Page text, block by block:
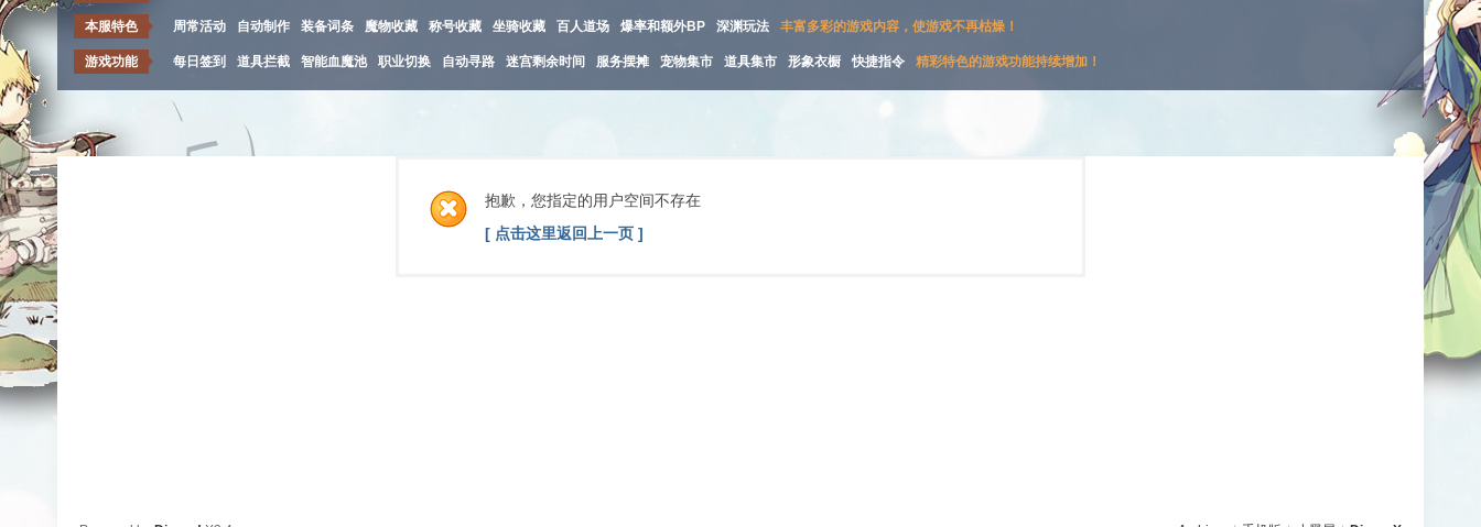
本服特色 周常活动 自动制作 装备词条 魔物收藏 称号收藏 坐骑收藏 百人道场 爆率和额外BP 深渊玩法 丰富多彩的游戏内容，使游戏不再枯燥！
游戏功能 每日签到 道具拦截 智能血魔池 职业切换 自动寻路 迷宫剩余时间 服务摆摊 宠物集市 道具集市 形象衣橱 快捷指令 精彩特色的游戏功能持续增加！
抱歉，您指定的用户空间不存在
[ 点击这里返回上一页 ]